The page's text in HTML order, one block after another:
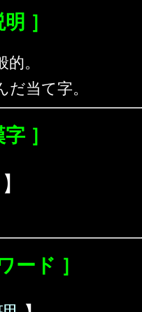
］
。
だ当て字。
］
】
ード ］